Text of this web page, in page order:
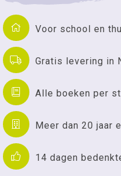
Voor school en
Gratis levering in
Alle boeken per
Meer dan 20 jaar
14 dagen